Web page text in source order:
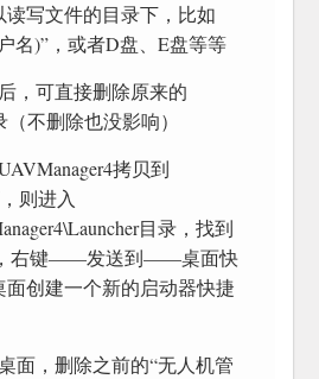
写文件的目录下，比如
名)”，或者D盘、E盘等等
，可直接删除原来的
不删除也没影响）
拷贝到
则进入
目录，找到
，右键——发送到——桌面快
创建一个新的启动器快捷
面，删除之前的“无人机管